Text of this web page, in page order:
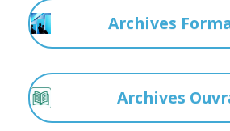
Archives
Archives